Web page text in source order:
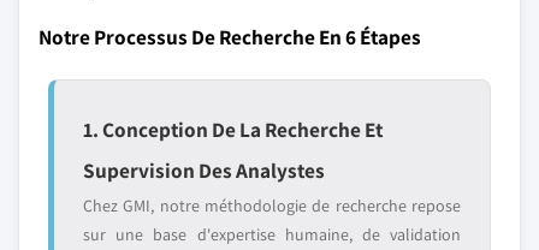
Notre Processus De Recherche En 6 Étapes
1. Conception De La Recherche Et
Supervision Des Analystes
Chez GMI, notre méthodologie de recherche repose
sur une base d'expertise humaine, de validation